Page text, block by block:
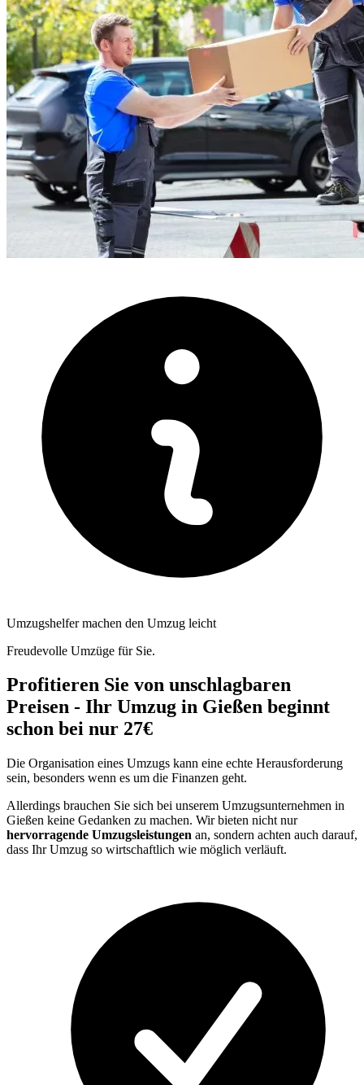
Umzugshelfer machen den Umzug leicht
Freudevolle Umzüge für Sie.
Profitieren Sie von unschlagbaren
Preisen - Ihr Umzug in Gießen beginnt
schon bei nur 27€
Die Organisation eines Umzugs kann eine echte Herausforderung
sein, besonders wenn es um die Finanzen geht.
Allerdings brauchen Sie sich bei unserem Umzugsunternehmen in
Gießen keine Gedanken zu machen. Wir bieten nicht nur
hervorragende Umzugsleistungen an, sondern achten auch darauf,
dass Ihr Umzug so wirtschaftlich wie möglich verläuft.